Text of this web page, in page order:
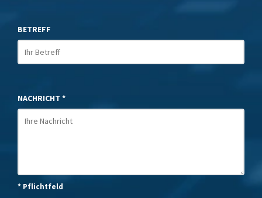
BETREFF
NACHRICHT *
* Pflichtfeld